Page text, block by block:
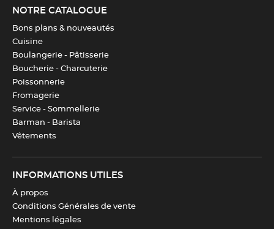
NOTRE CATALOGUE
Bons plans & nouveautés
Cuisine
Boulangerie - Pâtisserie
Boucherie - Charcuterie
Poissonnerie
Fromagerie
Service - Sommellerie
Barman - Barista
Vêtements
INFORMATIONS UTILES
À propos
Conditions Générales de vente
Mentions légales